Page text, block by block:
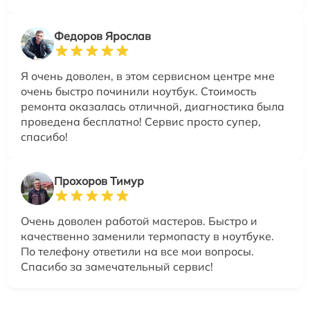
Федоров Ярослав
Я очень доволен, в этом сервисном центре мне
очень быстро починили ноутбук. Стоимость
ремонта оказалась отличной, диагностика была
проведена бесплатно! Сервис просто супер,
спасибо!
Прохоров Тимур
Очень доволен работой мастеров. Быстро и
качественно заменили термопасту в ноутбуке.
По телефону ответили на все мои вопросы.
Спасибо за замечательный сервис!